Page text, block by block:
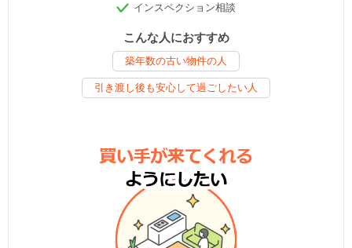
インスペクション相談
こんな人におすすめ
築年数の古い物件の人
引き渡し後も安心して過ごしたい人